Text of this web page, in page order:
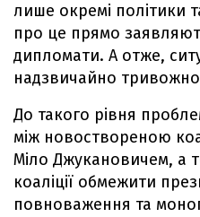
лише окремі політики
про це прямо
дипломати. А отже,
надзвичайно
До такого рівня
між новоствореною
Міло Джукановичем, а
коаліції обмежити
повноваження та